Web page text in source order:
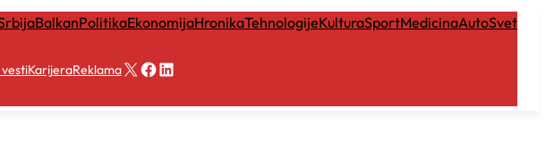
BalkanPolitikaEkonomijaHronikaTehnologijeKulturaSportMedicinaAutoSvet
KarijeraReklamaX Facebook
LinkedIn